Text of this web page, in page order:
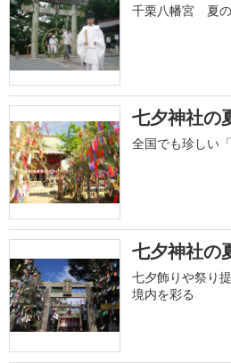
千栗八幡宮 夏
七夕神社の
全国でも珍しい
七夕神社の
七夕飾りや祭り
境内を彩る